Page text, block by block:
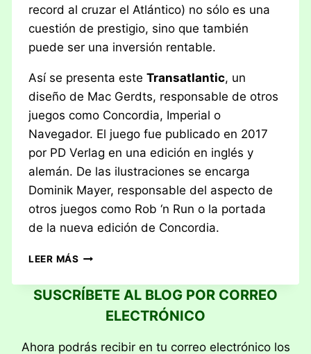
record al cruzar el Atlántico) no sólo es una
cuestión de prestigio, sino que también
puede ser una inversión rentable.
Así se presenta esteTransatlantic, un
diseño de Mac Gerdts, responsable de otros
juegos como Concordia, Imperial o
Navegador. El juego fue publicado en 2017
por PD Verlag en una edición en inglés y
alemán. De las ilustraciones se encarga
Dominik Mayer, responsable del aspecto de
otros juegos como Rob ‘n Run o la portada
de la nueva edición de Concordia.
LEER MÁS RESEÑA:
SUSCRÍBETE AL BLOG POR CORREO
ELECTRÓNICO
Ahora podrás recibir en tu correo electrónico los